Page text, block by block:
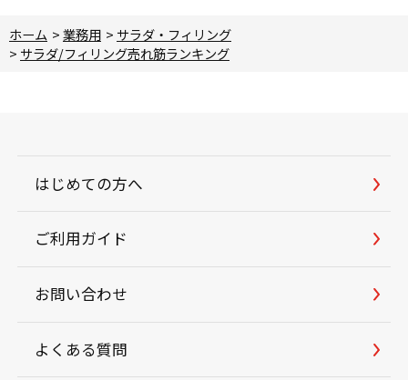
ホーム >業務用 > サラダ・フィリング
> サラダ/フィリング売れ筋ランキング
はじめての方へ
ご利用ガイド
お問い合わせ
よくある質問